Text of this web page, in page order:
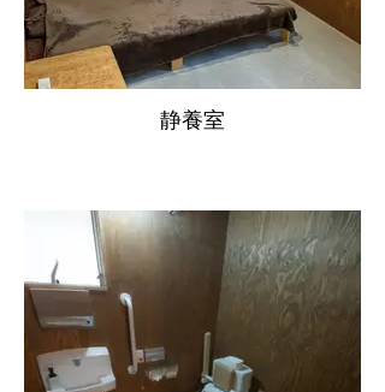
静養室